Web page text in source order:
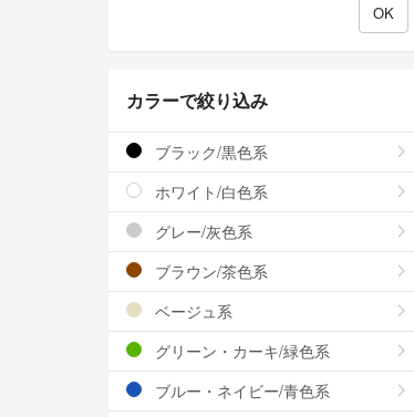
カラーで絞り込み
ブラック/黒色系
ホワイト/白色系
グレー/灰色系
ブラウン/茶色系
ベージュ系
グリーン・カーキ/緑色系
ブルー・ネイビー/青色系